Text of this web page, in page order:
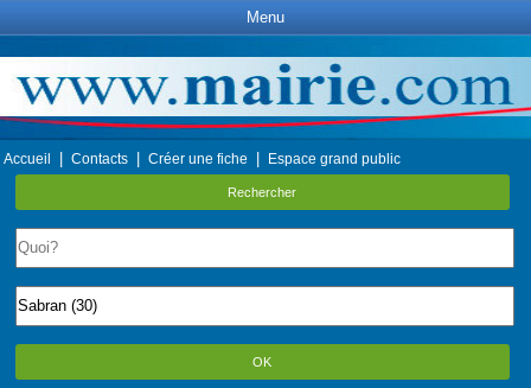
Menu
Accueil Contacts Créer une fiche Espace grand public
Rechercher
OK